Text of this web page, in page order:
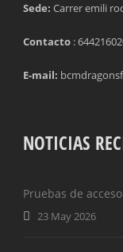
Sede: Carrer emili
Contacto :
E-mail:
NOTICIAS
Pruebas de
23 May 2026